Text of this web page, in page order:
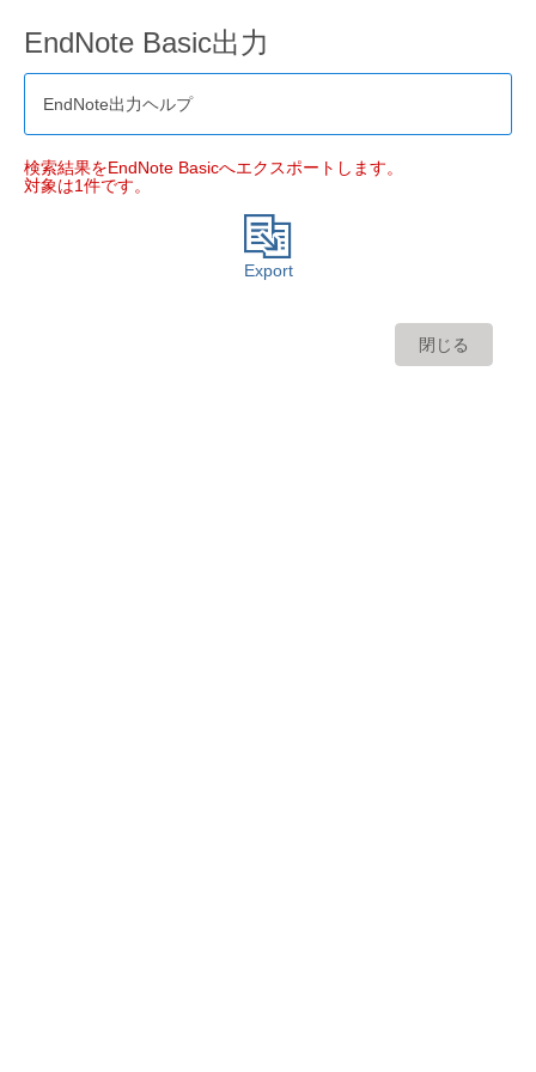
EndNote Basic出力
EndNote出力ヘルプ
検索結果をEndNote Basicへエクスポートします。
対象は1件です。
Export